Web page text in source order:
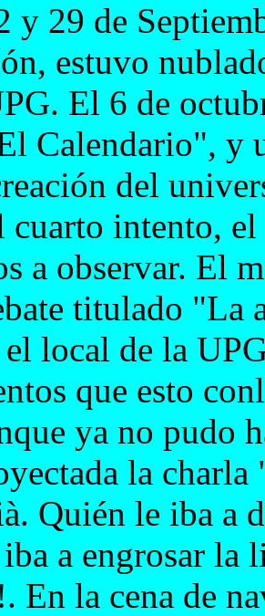
y 29 de
estuvo
El 6 de
Calendario", y
del
cuarto intento,
a observar. El
titulado "La
local de la
que esto
ya no pudo
la
Quién le iba a
a engrosar la
En la cena de